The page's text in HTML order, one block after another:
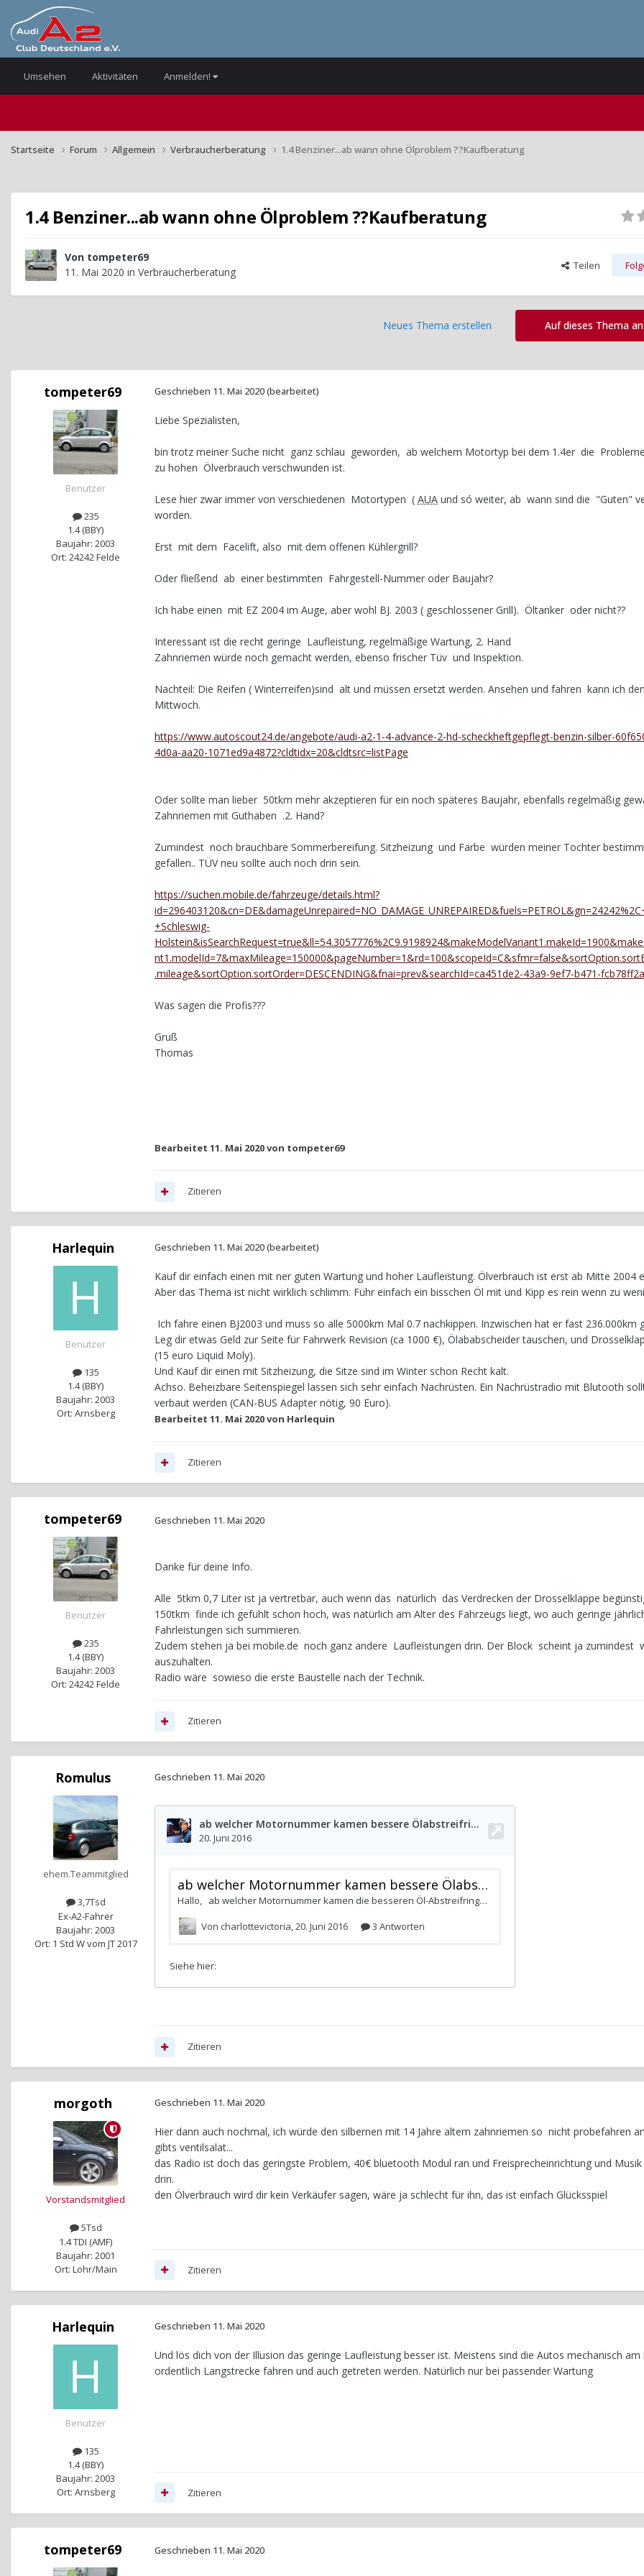
Umsehen Aktivitäten Anmelden!
Startseite Forum Allgemein Verbraucherberatung 1.4 Benziner...ab wann ohne Ölproblem ??Kaufberatung
1.4 Benziner...ab wann ohne Ölproblem ??Kaufberatung
Von tompeter69
11. Mai 2020 in Verbraucherberatung Teilen
Auf dieses Thema
Neues Thema erstellen
tompeter69
Benutzer
235
1.4 (BBY)
Baujahr: 2003
Ort: 24242 Felde
Geschrieben 11. Mai 2020(bearbeitet)
Liebe Spezialisten,
bin trotz meiner Suche nicht ganz schlau geworden, ab welchem Motortyp bei dem 1.4er die
zu hohen Ölverbrauch verschwunden ist.
Lese hier zwar immer von verschiedenen Motortypen ( AUA und só weiter, ab wann sind die "Guten"
worden.
Erst mit dem Facelift, also mit dem offenen Kühlergrill?
Oder fließend ab einer bestimmten Fahrgestell-Nummer oder Baujahr?
Ich habe einen mit EZ 2004 im Auge, aber wohl BJ. 2003 ( geschlossener Grill). Öltanker oder nicht??
Interessant ist die recht geringe Laufleistung, regelmäßige Wartung, 2. Hand
Zahnriemen würde noch gemacht werden, ebenso frischer Tüv und Inspektion.
Nachteil: Die Reifen ( Winterreifen)sind alt und müssen ersetzt werden. Ansehen und fahren kann ich
Mittwoch.
https://www.autoscout24.de/angebote/audi-a2-1-4-advance-2-hd-scheckheftgepflegt-benzin-silber-
4d0a-aa20-1071ed9a4872?cldtidx=20&cldtsrc=listPage
Oder sollte man lieber 50tkm mehr akzeptieren für ein noch späteres Baujahr, ebenfalls regelmäßig
Zahnriemen mit Guthaben .2. Hand?
Zumindest noch brauchbare Sommerbereifung. Sitzheizung und Farbe würden meiner Tochter
gefallen.. TÜV neu sollte auch noch drin sein.
https://suchen.mobile.de/fahrzeuge/details.html?
+Schleswig-
.mileage&sortOption.sortOrder=DESCENDING&fnai=prev&searchId=ca451de2-43a9-9ef7-b471-
Was sagen die Profis???
Gruß
Thomas
Bearbeitet 11. Mai 2020von tompeter69
Zitieren
Harlequin
Benutzer
135
1.4 (BBY)
Baujahr: 2003
Ort: Arnsberg
Geschrieben 11. Mai 2020(bearbeitet)
Kauf dir einfach einen mit ner guten Wartung und hoher Laufleistung. Ölverbrauch ist erst ab Mitte 2004
Aber das Thema ist nicht wirklich schlimm. Führ einfach ein bisschen Öl mit und Kipp es rein wenn zu
Ich fahre einen BJ2003 und muss so alle 5000km Mal 0.7 nachkippen. Inzwischen hat er fast 236.000km
Leg dir etwas Geld zur Seite für Fahrwerk Revision (ca 1000 €), Ölababscheider tauschen, und
(15 euro Liquid Moly).
Und Kauf dir einen mit Sitzheizung, die Sitze sind im Winter schon Recht kalt.
Achso. Beheizbare Seitenspiegel lassen sich sehr einfach Nachrüsten. Ein Nachrüstradio mit Blutooth
verbaut werden (CAN-BUS Adapter nötig, 90 Euro).
Bearbeitet 11. Mai 2020von Harlequin
Zitieren
tompeter69
Benutzer
235
1.4 (BBY)
Baujahr: 2003
Ort: 24242 Felde
Geschrieben 11. Mai 2020
Danke für deine Info.
Alle 5tkm 0,7 Liter ist ja vertretbar, auch wenn das natürlich das Verdrecken der Drosselklappe
150tkm finde ich gefühlt schon hoch, was natürlich am Alter des Fahrzeugs liegt, wo auch geringe
Fahrleistungen sich summieren.
Zudem stehen ja bei mobile.de noch ganz andere Laufleistungen drin. Der Block scheint ja zumindest
auszuhalten.
Radio wäre sowieso die erste Baustelle nach der Technik.
Zitieren
Romulus
ehem.Teammitglied
3,7Tsd
Ex-A2-Fahrer
Baujahr: 2003
Ort: 1 Std W vom JT 2017
Geschrieben 11. Mai 2020
Zitieren
morgoth
Vorstandsmitglied
5Tsd
1.4 TDI (AMF)
Baujahr: 2001
Ort: Lohr/Main
Geschrieben 11. Mai 2020
Hier dann auch nochmal, ich würde den silbernen mit 14 Jahre altem zahnriemen so nicht probefahren
gibts ventilsalat...
das Radio ist doch das geringste Problem, 40€ bluetooth Modul ran und Freisprecheinrichtung und
drin.
den Ölverbrauch wird dir kein Verkäufer sagen, wäre ja schlecht für ihn, das ist einfach Glücksspiel
Zitieren
Harlequin
Benutzer
135
1.4 (BBY)
Baujahr: 2003
Ort: Arnsberg
Geschrieben 11. Mai 2020
Und lös dich von der Illusion das geringe Laufleistung besser ist. Meistens sind die Autos mechanisch am
ordentlich Langstrecke fahren und auch getreten werden. Natürlich nur bei passender Wartung
Zitieren
tompeter69 Geschrieben 11. Mai 2020